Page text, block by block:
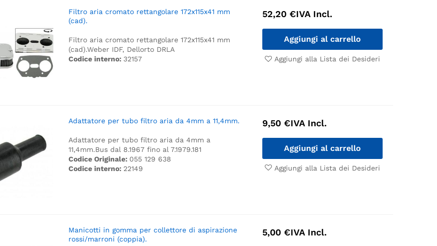
Filtro aria cromato rettangolare 172x115x41 mm
(cad).
Filtro aria cromato rettangolare 172x115x41 mm
(cad).Weber IDF, Dellorto DRLA
Codice interno: 32157
52,20 €IVA Incl.
Aggiungi al carrello
Aggiungi alla Lista dei Desideri
Adattatore per tubo filtro aria da 4mm a 11,4mm.
Adattatore per tubo filtro aria da 4mm a
11,4mm.Bus dal 8.1967 fino al 7.1979.181
Codice Originale: 055 129 638
Codice interno: 22149
9,50 €IVA Incl.
Aggiungi al carrello
Aggiungi alla Lista dei Desideri
Manicotti in gomma per collettore di aspirazione
rossi/marroni (coppia).
5,00 €IVA Incl.